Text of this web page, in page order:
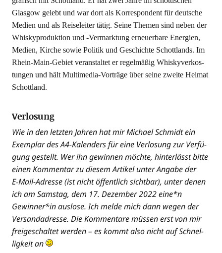
Glas­gow gelebt und war dort als Kor­re­spon­dent für deut­sche
Medi­en und als Rei­se­lei­ter tätig. Sei­ne The­men sind neben der
Whis­ky­pro­duk­ti­on und ‑Ver­mark­tung erneu­er­ba­re Ener­gien,
Medi­en, Kir­che sowie Poli­tik und Geschich­te Schott­lands. Im
Rhein-Main-Gebiet ver­an­stal­tet er regel­mä­ßig Whis­ky­ver­kos­
tun­gen und hält Mul­ti­me­dia-Vor­trä­ge über sei­ne zwei­te Hei­mat
Schottland.
Verlosung
Wie in den letz­ten Jah­ren hat mir Micha­el Schmidt ein
Exem­plar des A4-Kalen­ders für eine Ver­lo­sung zur Ver­fü­
gung gestellt. Wer ihn gewin­nen möch­te, hin­ter­lässt bit­te
einen Kom­men­tar zu die­sem Arti­kel unter Anga­be der
E‑Mail-Adres­se (ist nicht öffent­lich sicht­bar), unter denen
ich am Sams­tag, dem 17. Dezem­ber 2022 eine*n
Gewinner*in aus­lo­se. Ich mel­de mich dann wegen der
Ver­sand­adres­se. Die Kom­men­ta­re müs­sen erst von mir
frei­ge­schal­tet wer­den – es kommt also nicht auf Schnel­
lig­keit an